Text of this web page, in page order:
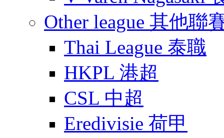
Other league 其他聯
Thai League 泰職
HKPL 港超
CSL 中超
Eredivisie 荷甲